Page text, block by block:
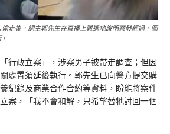
走後，飼主郭先生在直播上難過地說明案發經過。圖
行政立案」，涉案男子被帶走調查；但因
處置須延後執行。郭先生已向警方提交購
紀錄及商業合作合約等資料，盼能將案件
案，「我不會和解，只希望替牠討回一個